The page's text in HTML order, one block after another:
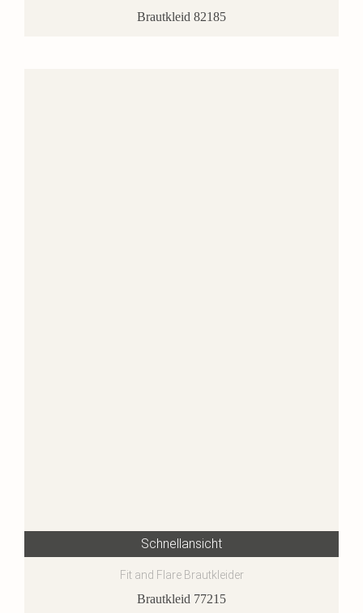
Brautkleid 82185
Schnellansicht
Fit and Flare Brautkleider
Brautkleid 77215